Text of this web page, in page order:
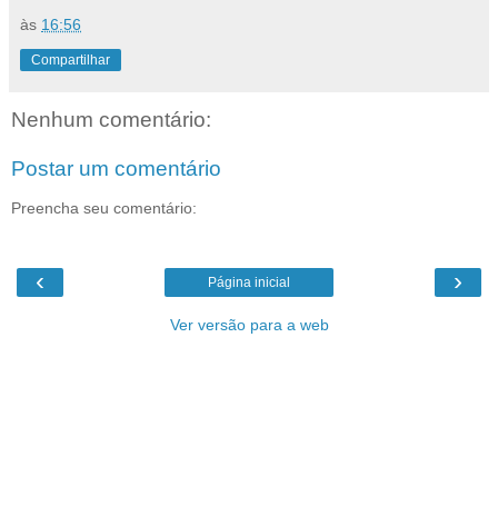
às 16:56
Compartilhar
Nenhum comentário:
Postar um comentário
Preencha seu comentário:
‹ ›
Página inicial
Ver versão para a web